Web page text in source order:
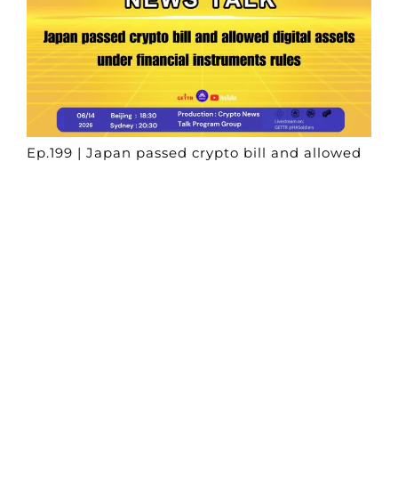
Ep.199 | Japan passed crypto bill and allowed